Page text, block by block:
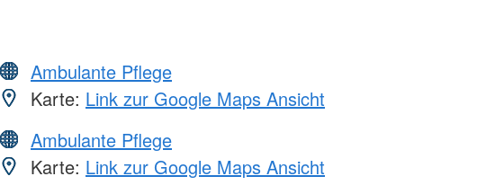
Ambulante Pflege
Karte: Link zur Google Maps Ansicht
Ambulante Pflege
Karte: Link zur Google Maps Ansicht